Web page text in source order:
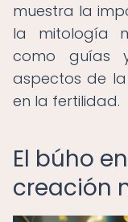
muestra la
la mitología
como guías
aspectos de
en la fertilidad.
El búho
creación